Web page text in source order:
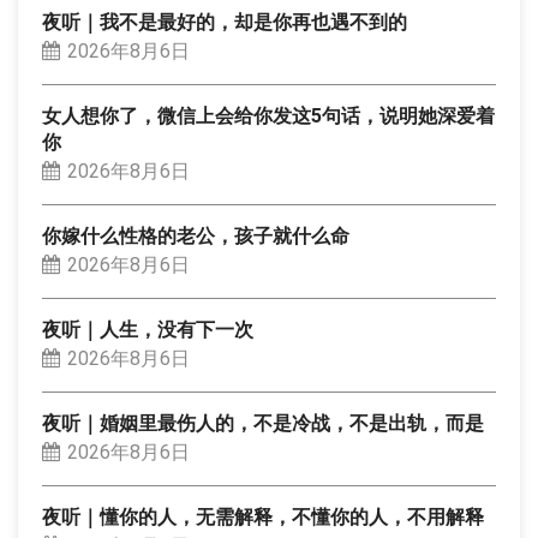
夜听｜我不是最好的，却是你再也遇不到的
2026年8月6日
女人想你了，微信上会给你发这5句话，说明她深爱着
你
2026年8月6日
你嫁什么性格的老公，孩子就什么命
2026年8月6日
夜听｜人生，没有下一次
2026年8月6日
夜听｜婚姻里最伤人的，不是冷战，不是出轨，而是
2026年8月6日
夜听｜懂你的人，无需解释，不懂你的人，不用解释